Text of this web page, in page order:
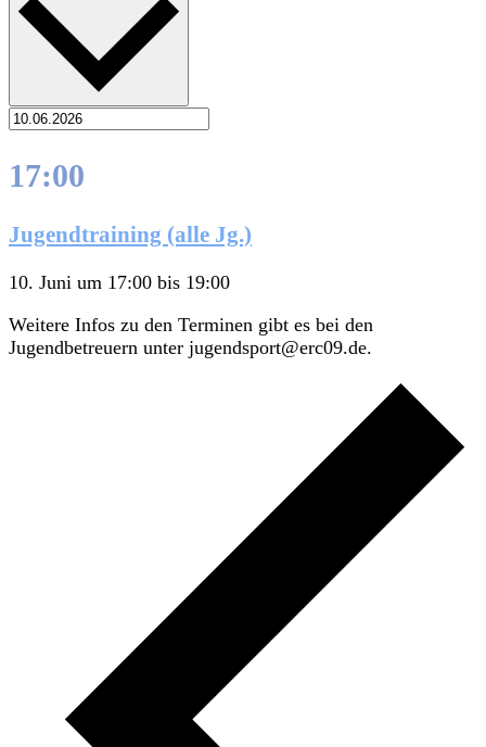
17:00
Jugendtraining (alle Jg.)
10. Juni um 17:00 bis 19:00
Weitere Infos zu den Terminen gibt es bei den
Jugendbetreuern unter jugendsport@erc09.de.